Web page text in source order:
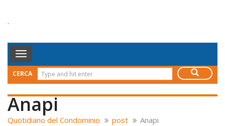
.
Toggle
Navigation
CERCA
Anapi
Quotidiano del Condominio post Anapi